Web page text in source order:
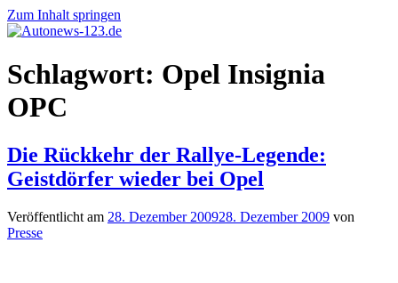
Zum Inhalt springen
Autonews-
123.de
Autonews
mit
Schlagwort: Opel Insignia
OPC
Die Rückkehr der Rallye-Legende:
Geistdörfer wieder bei Opel
Veröffentlicht am 28. Dezember 200928. Dezember 2009 von
Presse